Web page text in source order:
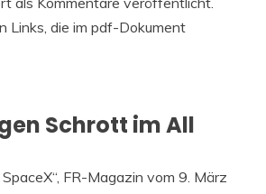
Links, die im pdf-Dokument
Schrott im All
FR-Magazin vom 9. März